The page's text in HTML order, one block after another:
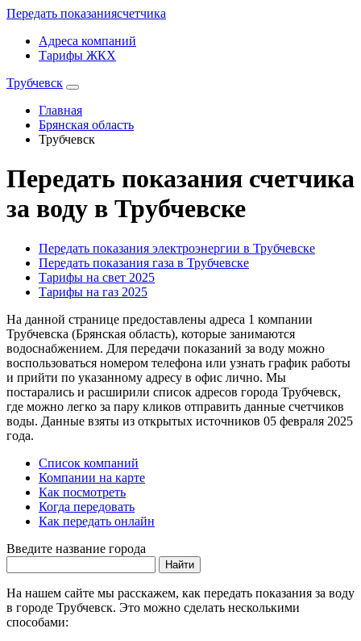
Передать показаниясчетчика
Адреса компаний
Тарифы ЖКХ
Трубчевск
Главная
Брянская область
Трубчевск
Передать показания счетчика
за воду в Трубчевске
Передать показания электроэнергии в Трубчевске
Передать показания газа в Трубчевске
Тарифы на свет 2025
Тарифы на газ 2025
На данной странице предоставлены адреса 1 компании
Трубчевска (Брянская область), которые занимаются
водоснабжением. Для передачи показаний за воду можно
воспользоваться номером телефона или узнать график работы
и прийти по указанному адресу в офис лично. Мы
постарались и расширили список адресов города Трубчевск,
где можно легко за пару кликов отправить данные счетчиков
воды. Данные взяты из открытых источников 05 февраля 2025
года.
Список компаний
Компании на карте
Как посмотреть
Когда передовать
Как передать онлайн
Введите название города
Найти
На нашем сайте мы расскажем, как передать показания за воду
в городе Трубчевск. Это можно сделать несколькими
способами: